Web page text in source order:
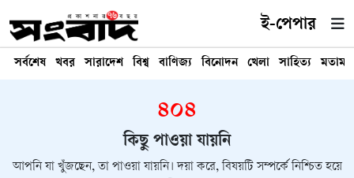
ই-পেপার
সর্বশেষ খবর সারাদেশ বিশ্ব বাণিজ্য বিনোদন খেলা সাহিত্য মতামত
৪০৪
কিছু পাওয়া যায়নি
আপনি যা খুঁজছেন, তা পাওয়া যায়নি। দয়া করে, বিষয়টি সম্পর্কে নিশ্চিত হয়ে